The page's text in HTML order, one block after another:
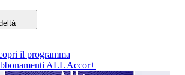
il programma
ALL Accor+